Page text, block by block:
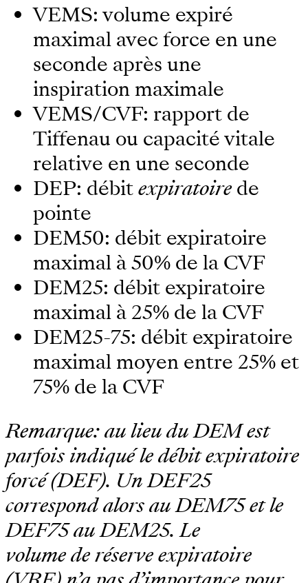
VEMS: volume expiré
maximal avec force en une
seconde après une
inspiration maximale
VEMS/CVF: rapport de
Tiffenau ou capacité vitale
relative en une seconde
DEP: débitexpiratoirede
pointe
DEM50: débit expiratoire
maximal à 50% de la CVF
DEM25: débit expiratoire
maximal à 25% de la CVF
DEM25-75: débit expiratoire
maximal moyen entre 25% et
75% de la CVF
Remarque: au lieu du DEM est
parfois indiqué le débit expiratoire
forcé (DEF). Un DEF25
correspond alors au DEM75 et le
DEF75 au DEM25. Le
volume de réserve expiratoire